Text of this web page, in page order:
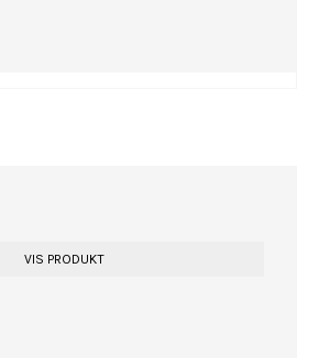
VIS PRODUKT